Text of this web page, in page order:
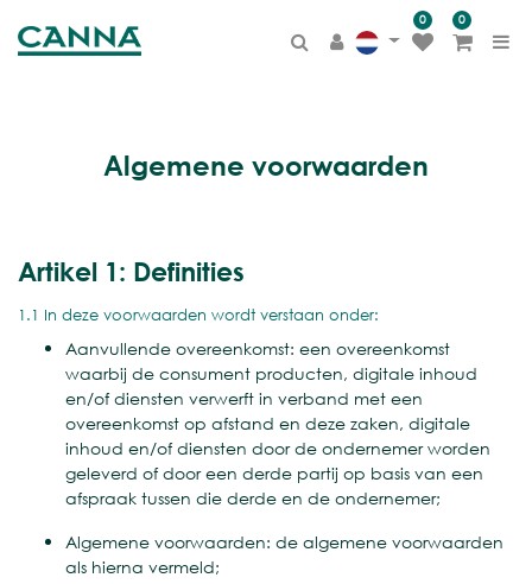
0 0
Algemene voorwaarden
Artikel 1: Definities
1.1 In deze voorwaarden wordt verstaan onder:
Aanvullende overeenkomst: een overeenkomst
waarbij de consument producten, digitale inhoud
en/of diensten verwerft in verband met een
overeenkomst op afstand en deze zaken, digitale
inhoud en/of diensten door de ondernemer worden
geleverd of door een derde partij op basis van een
afspraak tussen die derde en de ondernemer;
Algemene voorwaarden: de algemene voorwaarden
als hierna vermeld;